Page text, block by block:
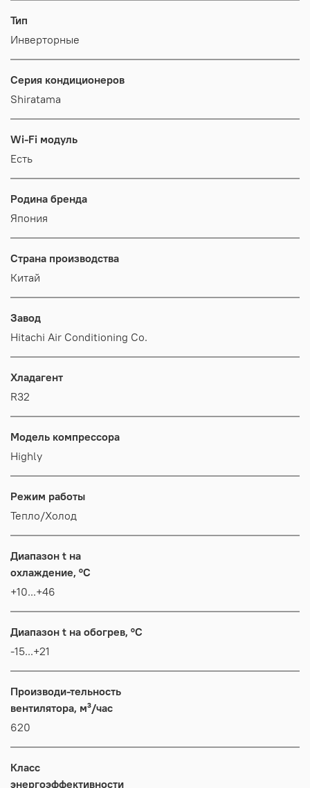
Тип
Инверторные
Серия кондиционеров
Shiratama
Wi-Fi модуль
Есть
Родина бренда
Япония
Страна производства
Китай
Завод
Hitachi Air Conditioning Co.
Хладагент
R32
Модель компрессора
Highly
Режим работы
Тепло/Холод
Диапазон t на
охлаждение, °C
+10...+46
Диапазон t на обогрев, °C
-15...+21
Производи-тельность
вентилятора, м³/час
620
Класс
энергоэффективности